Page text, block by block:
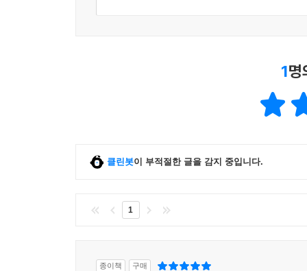
1명
클린봇이 부적절한 글을 감지 중입니다.
1
종이책 구매